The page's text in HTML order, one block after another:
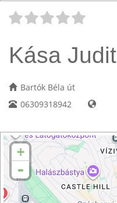
Kása Judit
Bartók Béla út
06309318942
+
-